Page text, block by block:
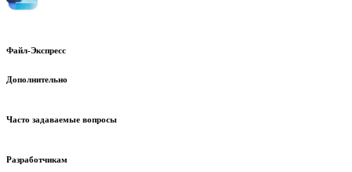
Файл-Экспресс
Дополнительно
Часто задаваемые вопросы
Разработчикам